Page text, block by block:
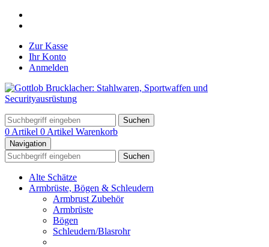
Zur Kasse
Ihr Konto
Anmelden
Suchen
0 Artikel 0 Artikel Warenkorb
Navigation
Suchen
Alte Schätze
Armbrüste, Bögen & Schleudern
Armbrust Zubehör
Armbrüste
Bögen
Schleudern/Blasrohr